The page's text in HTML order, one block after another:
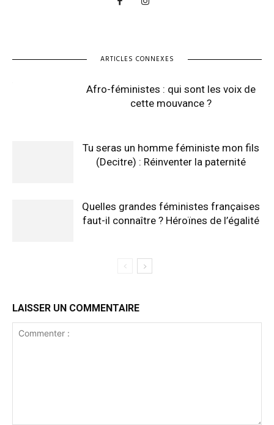
ARTICLES CONNEXES
Afro-féministes : qui sont les voix de
cette mouvance ?
Tu seras un homme féministe mon fils
(Decitre) : Réinventer la paternité
Quelles grandes féministes françaises
faut-il connaître ? Héroïnes de l’égalité
LAISSER UN COMMENTAIRE